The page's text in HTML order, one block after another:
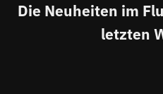
Die Neuheiten im
letzten